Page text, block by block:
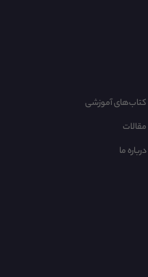
کتاب‌های آموزشی
مقالات
درباره ما